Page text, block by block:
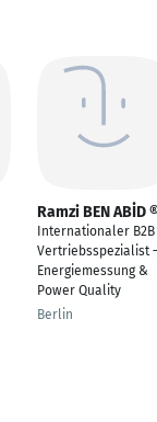
Ramzi BEN ABİD
Internationaler B2B
Vertriebsspezialist
Energiemessung &
Power Quality
Berlin